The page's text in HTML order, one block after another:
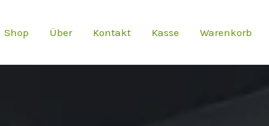
Shop Über Kontakt Kasse Warenkorb